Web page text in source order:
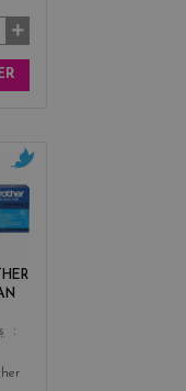
c
y
a